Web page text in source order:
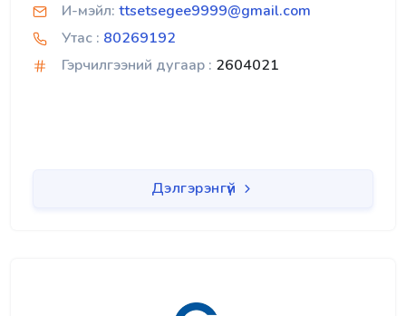
И-мэйл: ttsetsegee9999@gmail.com
Утас : 80269192
Гэрчилгээний дугаар : 2604021
Дэлгэрэнгүй